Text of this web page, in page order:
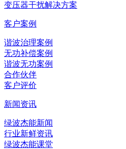
变压器干扰解决方案
客户案例
谐波治理案例
无功补偿案例
谐波无功案例
合作伙伴
客户评价
新闻资讯
绿波杰能新闻
行业新鲜资讯
绿波杰能课堂